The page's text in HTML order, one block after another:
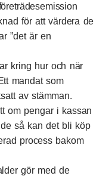
för att värdera de
”det är en
kring hur och när
mandat som
av stämman.
om pengar i kassan
så kan det bli köp
process bakom
gör med de